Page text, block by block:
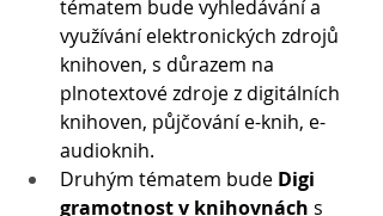
tématem bude vyhledávání a
využívání elektronických zdrojů
knihoven, s důrazem na
plnotextové zdroje z digitálních
knihoven, půjčování e-knih, e-
audioknih.
Druhým tématem bude Digi
gramotnost v knihovnách s